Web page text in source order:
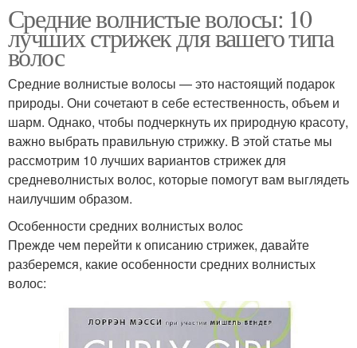
Средние волнистые волосы: 10
лучших стрижек для вашего типа
волос
Средние волнистые волосы — это настоящий подарок
природы. Они сочетают в себе естественность, объем и
шарм. Однако, чтобы подчеркнуть их природную красоту,
важно выбрать правильную стрижку. В этой статье мы
рассмотрим 10 лучших вариантов стрижек для
средневолнистых волос, которые помогут вам выглядеть
наилучшим образом.
Особенности средних волнистых волос
Прежде чем перейти к описанию стрижек, давайте
разберемся, какие особенности средних волнистых
волос: